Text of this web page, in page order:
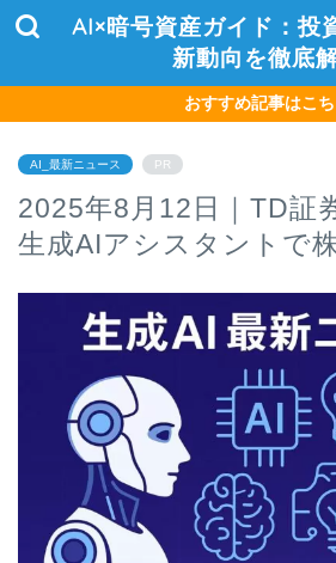
AI×暗号資産ガイド：投
新動向を徹底
おすすめ記事はこ
AI_最新ニュース PR
2025年8月12日｜TD証
生成AIアシスタントで